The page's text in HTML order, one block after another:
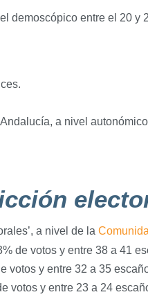
demoscópico entre el 20 y
a nivel
a nivel de la
de votos y entre 38 a 41
votos y entre 32 a 35
votos y entre 23 a 24